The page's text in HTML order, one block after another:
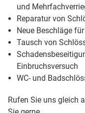
und
Reparatur von
Neue Beschläge
Tausch von
Einbruchsversuch
WC- und
Rufen Sie uns gleich